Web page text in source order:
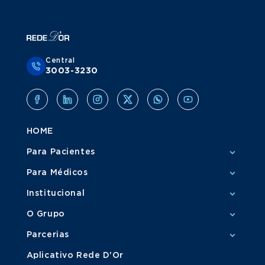
Central
3003-3230
HOME
Para Pacientes
Para Médicos
Institucional
O Grupo
Parcerias
Aplicativo Rede D'Or